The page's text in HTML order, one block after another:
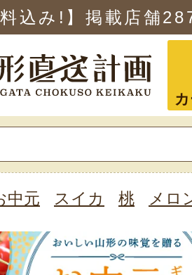
料込み!】掲載店舗
中元 スイカ 桃 メロ